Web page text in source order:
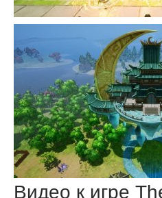
Видео к игре